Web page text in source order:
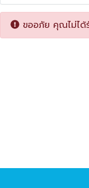
ขออภัย คุณไม่ได้